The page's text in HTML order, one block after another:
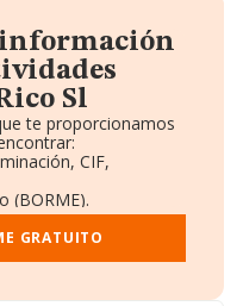
información
Sl
te proporcionamos
CIF,
(BORME).
y Empleados.
Administradores.
GRATUITO